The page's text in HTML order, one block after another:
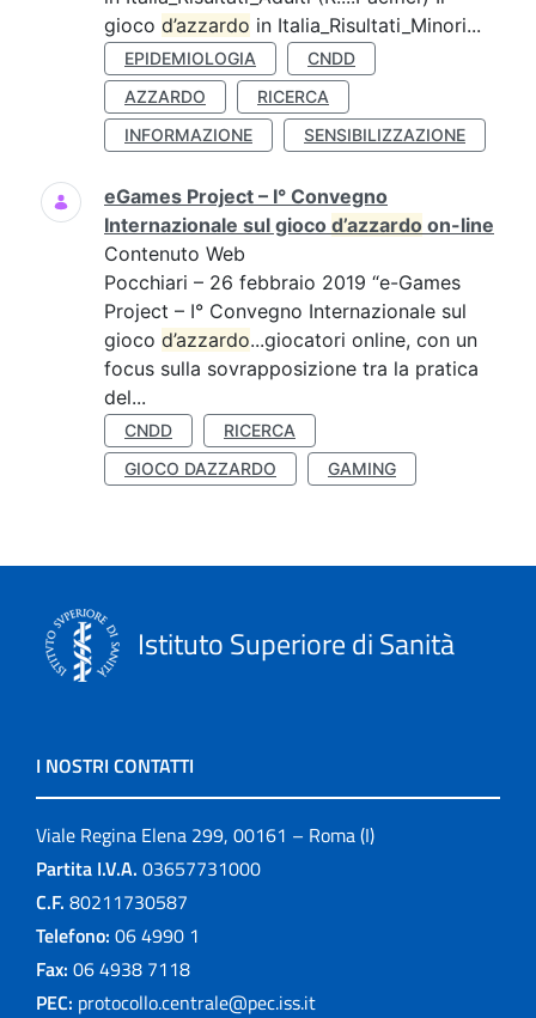
gioco d’azzardo in Italia_Risultati_Minori...
EPIDEMIOLOGIA
CNDD
AZZARDO
RICERCA
INFORMAZIONE
SENSIBILIZZAZIONE
eGames Project – I° Convegno
Internazionale sul gioco d’azzardo on-line
Contenuto Web
Pocchiari – 26 febbraio 2019 “e-Games
Project – I° Convegno Internazionale sul
gioco d’azzardo...giocatori online, con un
focus sulla sovrapposizione tra la pratica
del...
CNDD
RICERCA
GIOCO DAZZARDO
GAMING
Istituto Superiore di Sanità
I NOSTRI CONTATTI
Viale Regina Elena 299, 00161 – Roma (I)
Partita I.V.A. 03657731000
C.F. 80211730587
Telefono: 06 4990 1
Fax: 06 4938 7118
PEC: protocollo.centrale@pec.iss.it